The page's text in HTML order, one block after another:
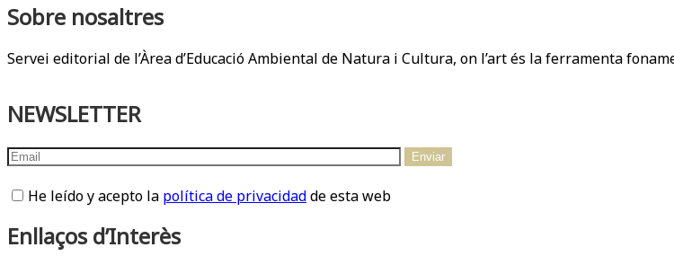
Sobre nosaltres
Servei editorial de l’Àrea d’Educació Ambiental de Natura i Cultura, on l’art és la ferramenta
NEWSLETTER
He leído y acepto la política de privacidadde esta web
Enllaços d’Interès